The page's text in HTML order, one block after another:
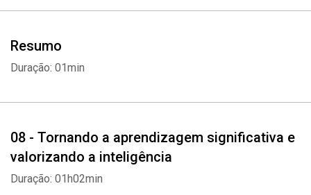
Resumo
Duração: 01min
08 - Tornando a aprendizagem significativa e
valorizando a inteligência
Duração: 01h02min